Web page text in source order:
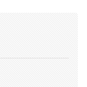
นอีกว่า "ที่ Finn